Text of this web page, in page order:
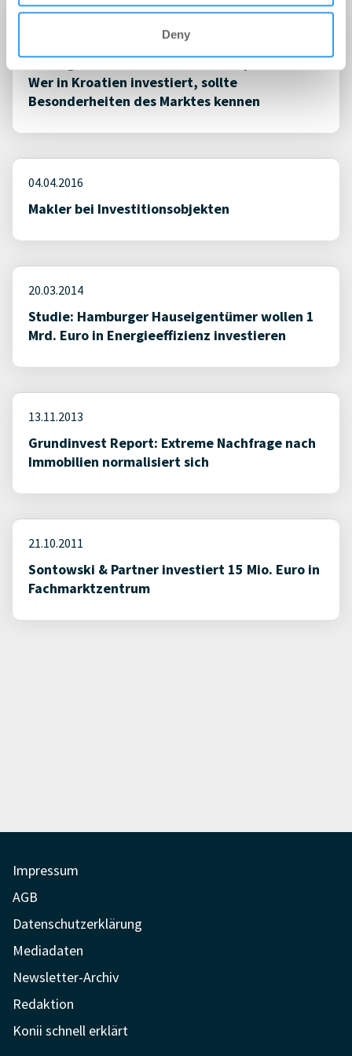
Deny
Betongold im adriatischen Trüffelparadies:
Wer in Kroatien investiert, sollte
Besonderheiten des Marktes kennen
04.04.2016
Makler bei Investitionsobjekten
20.03.2014
Studie: Hamburger Hauseigentümer wollen 1
Mrd. Euro in Energieeffizienz investieren
13.11.2013
Grundinvest Report: Extreme Nachfrage nach
Immobilien normalisiert sich
21.10.2011
Sontowski & Partner investiert 15 Mio. Euro in
Fachmarktzentrum
Impressum
AGB
Datenschutzerklärung
Mediadaten
Newsletter-Archiv
Redaktion
Konii schnell erklärt